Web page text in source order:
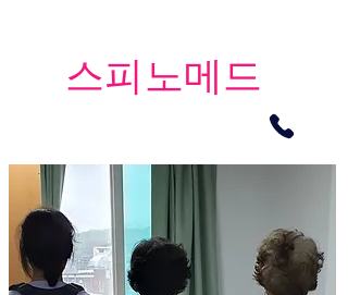
​스피노메드